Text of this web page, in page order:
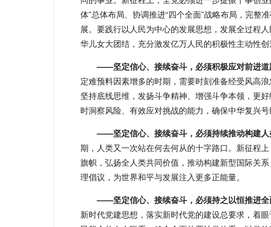
体”总体布局、协调推进“四个全面”战略布局，完整
展。要践行以人民为中心的发展思想，发展全过程
华儿女大团结，充分激发亿万人民的积极性主动性
——坚定信心、接续奋斗，必须积极应对前进道
定难预料因素增多的时期，需要时刻准备经受风高
坚持底线思维，发扬斗争精神、增强斗争本领，更
时洞察风险、有效应对挑战的能力，确保中华复兴号
——坚定信心、接续奋斗，必须持续推动构建人
期，人类又一次站在何去何从的十字路口。新征程
旗帜，弘扬全人类共同价值，推动构建新型国际关
理倡议，为世界和平与发展注入更多正能量。
——坚定信心、接续奋斗，必须持之以恒推进全
新时代党建思想，落实新时代党的建设总要求，着